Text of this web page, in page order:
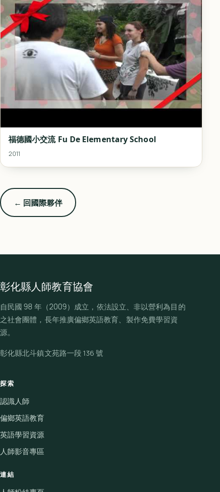
福德國小交流 Fu De Elementary School
2011
← 回國際夥伴
彰化縣人師教育協會
自民國 98 年（2009）成立，依法設立、非以營利為目的
之社會團體，長年推廣偏鄉英語教育、製作免費學習資
源。
彰化縣北斗鎮文苑路一段 136 號
探索
認識人師
偏鄉英語教育
英語學習資源
人師影音專區
連結